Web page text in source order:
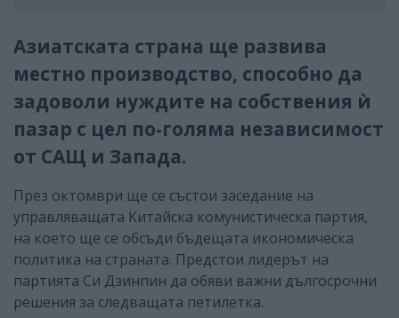
Азиатската страна ще развива
местно производство, способно да
задоволи нуждите на собствения ѝ
пазар с цел по-голяма независимост
от САЩ и Запада.
През октомври ще се състои заседание на
управляващата Китайска комунистическа партия,
на което ще се обсъди бъдещата икономическа
политика на страната. Предстои лидерът на
партията Си Дзинпин да обяви важни дългосрочни
решения за следващата петилетка.